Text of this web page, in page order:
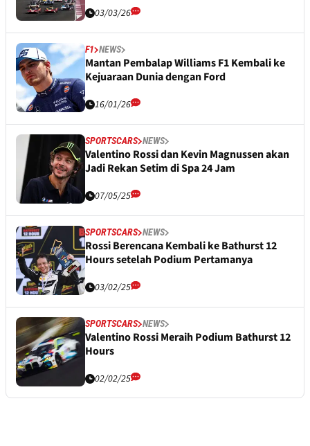
03/03/26
F1 NEWS
Mantan Pembalap Williams F1 Kembali ke
Kejuaraan Dunia dengan Ford
16/01/26
SPORTSCARS NEWS
Valentino Rossi dan Kevin Magnussen akan
Jadi Rekan Setim di Spa 24 Jam
07/05/25
SPORTSCARS NEWS
Rossi Berencana Kembali ke Bathurst 12
Hours setelah Podium Pertamanya
03/02/25
SPORTSCARS NEWS
Valentino Rossi Meraih Podium Bathurst 12
Hours
02/02/25